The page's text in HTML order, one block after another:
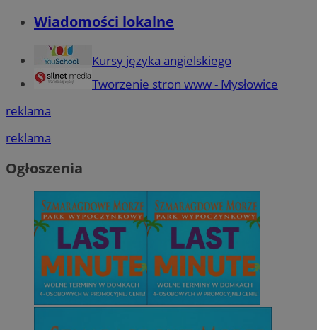
Wiadomości lokalne
Kursy języka angielskiego
Tworzenie stron www - Mysłowice
reklama
reklama
Ogłoszenia